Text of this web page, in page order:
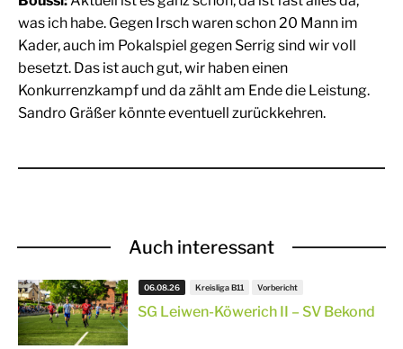
was ich habe. Gegen Irsch waren schon 20 Mann im
Kader, auch im Pokalspiel gegen Serrig sind wir voll
besetzt. Das ist auch gut, wir haben einen
Konkurrenzkampf und da zählt am Ende die Leistung.
Sandro Gräßer könnte eventuell zurückkehren.
Auch interessant
SG Leiwen-Köwerich II – SV Bekond
06.08.26 Kreisliga B11 Vorbericht